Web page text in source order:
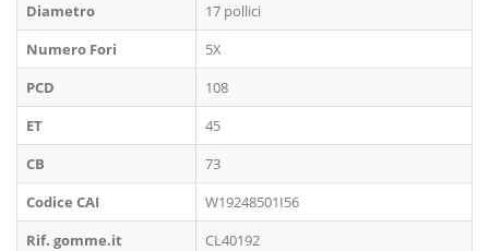
Diametro
17 pollici
Numero Fori
5X
PCD
108
ET
45
CB
73
Codice CAI
W19248501I56
Rif. gomme.it
CL40192